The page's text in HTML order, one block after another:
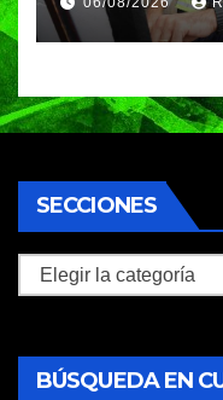
Héroes del
SECCIONES
Secciones
BÚSQUEDA EN